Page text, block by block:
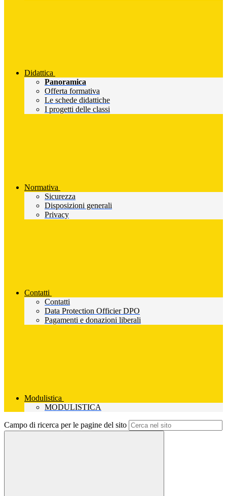
Didattica
Panoramica
Offerta formativa
Le schede didattiche
I progetti delle classi
Normativa
Sicurezza
Disposizioni generali
Privacy
Contatti
Contatti
Data Protection Officier DPO
Pagamenti e donazioni liberali
Modulistica
MODULISTICA
Campo di ricerca per le pagine del sito